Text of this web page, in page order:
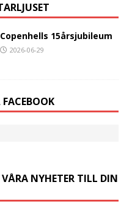
Copenhells 15årsjubileum
2026-06-29
FACEBOOK
NYHETER TILL DIN